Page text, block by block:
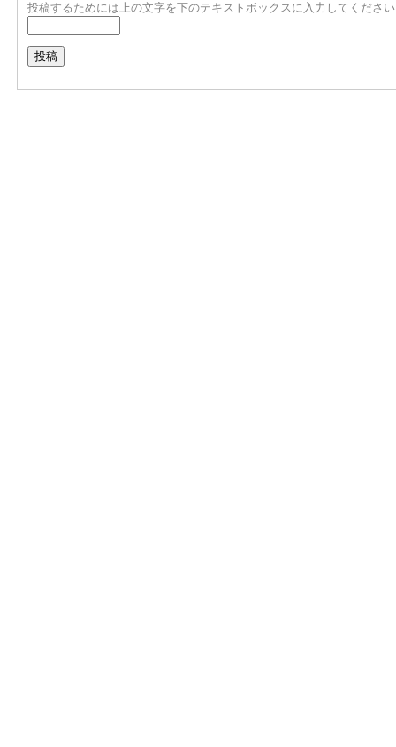
投稿するためには上の文字を下のテキストボックスに入力してくださ